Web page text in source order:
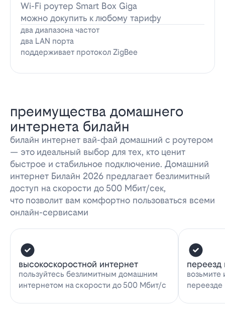
Wi-Fi роутер Smart Box Giga
можно докупить к любому тарифу
два диапазона частот
два LAN порта
поддерживает протокол ZigBee
преимущества домашнего
интернета билайн
билайн интернет вай-фай домашний с роутером
— это идеальный выбор для тех, кто ценит
быстрое и стабильное подключение. Домашний
интернет Билайн 2026 предлагает безлимитный
доступ на скорости до 500 Мбит/сек,
что позволит вам комфортно пользоваться всеми
онлайн-сервисами
высокоскоростной интернет
пользуйтесь безлимитным домашним
интернетом на скорости до 500 Мбит/с
переезд
возьмите
переезде